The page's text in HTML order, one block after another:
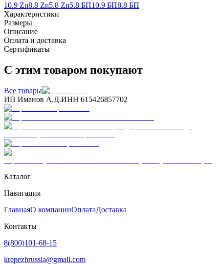
10.9 Zn8.8 Zn5.8 Zn5.8 БП10.9 БП8.8 БП
Характеристики
Размеры
Описание
Оплата и доставка
Сертификаты
С этим товаром покупают
Все товары
ИП Иманов А.Д.ИНН 615426857702
Каталог
Навигация
ГлавнаяО компанииОплатаДоставка
Контакты
8(800)101-68-15
krepezhrussia@gmail.com